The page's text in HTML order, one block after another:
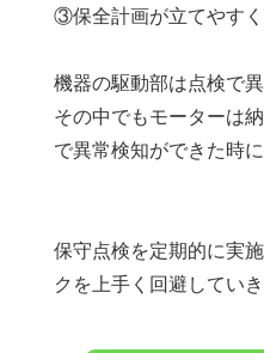
③保全計画が立てやす
機器の駆動部は点検で
その中でもモーターは
で異常検知ができた時
保守点検を定期的に実
クを上手く回避してい